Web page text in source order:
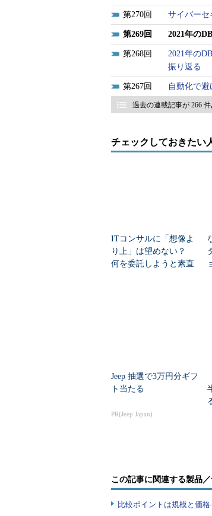
270 サイバーセ
269 2021年の
268
2021年の
振り返る
267 自動化で
過去の連載記事が 266
チェックしておきたい
ITコンサルに「想像よ
り上」は望めない？
何を委託しようと素直
Jeep 抽選で3万円分ギフ
ト当たる
PR(Jeep Japan)
この記事に関連する製品
比較ポイントは規模と価